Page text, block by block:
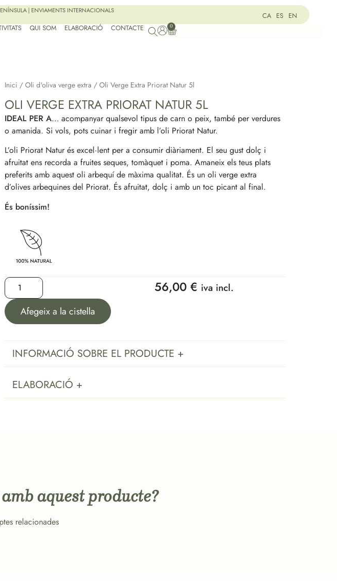
| ENVIAMENTS INTERNACIONALS
CA ES EN
QUI SOM ELABORACIÓ CONTACTE 0
Inici /Oli d'oliva verge extra / Oli Verge Extra Priorat Natur 5l
OLI VERGE EXTRA PRIORAT NATUR 5L
IDEAL PER A… acompanyar qualsevol tipus de carn o peix, també per verdures
o amanida. Si vols, pots cuinar i fregir amb l’oli Priorat Natur.
L’oli Priorat Natur és excel·lent per a consumir diàriament. El seu gust dolç i
afruitat ens recorda a fruites seques, tomàquet i poma. Amaneix els teus plats
preferits amb aquest oli arbequí de màxima qualitat. És un oli verge extra
d’olives arbequines del Priorat. És afruitat, dolç i amb un toc picant al final.
És boníssim!
Afegeix a la cistella
56,00€ iva incl.
INFORMACIÓ SOBRE EL PRODUCTE +
ELABORACIÓ +
aquest producte?
relacionades